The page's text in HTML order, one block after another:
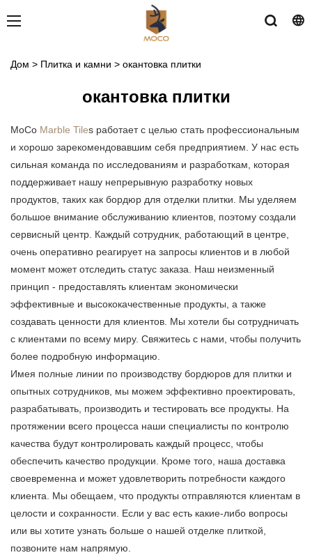
Дом > Плитка и камни > окантовка плитки
окантовка плитки
MoCo Marble Tiles работает с целью стать профессиональным
и хорошо зарекомендовавшим себя предприятием. У нас есть
сильная команда по исследованиям и разработкам, которая
поддерживает нашу непрерывную разработку новых
продуктов, таких как бордюр для отделки плитки. Мы уделяем
большое внимание обслуживанию клиентов, поэтому создали
сервисный центр. Каждый сотрудник, работающий в центре,
очень оперативно реагирует на запросы клиентов и в любой
момент может отследить статус заказа. Наш неизменный
принцип - предоставлять клиентам экономически
эффективные и высококачественные продукты, а также
создавать ценности для клиентов. Мы хотели бы сотрудничать
с клиентами по всему миру. Свяжитесь с нами, чтобы получить
более подробную информацию.
Имея полные линии по производству бордюров для плитки и
опытных сотрудников, мы можем эффективно проектировать,
разрабатывать, производить и тестировать все продукты. На
протяжении всего процесса наши специалисты по контролю
качества будут контролировать каждый процесс, чтобы
обеспечить качество продукции. Кроме того, наша доставка
своевременна и может удовлетворить потребности каждого
клиента. Мы обещаем, что продукты отправляются клиентам в
целости и сохранности. Если у вас есть какие-либо вопросы
или вы хотите узнать больше о нашей отделке плиткой,
позвоните нам напрямую.